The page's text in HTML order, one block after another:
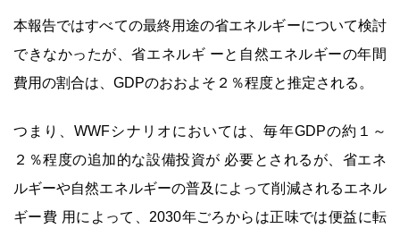
本報告ではすべての最終用途の省エネルギーについて検討
できなかったが、省エネルギ ーと自然エネルギーの年間
費用の割合は、GDPのおおよそ２％程度と推定される。
つまり、WWFシナリオにおいては、毎年GDPの約１～
２％程度の追加的な設備投資が 必要とされるが、省エネ
ルギーや自然エネルギーの普及によって削減されるエネル
ギー費 用によって、2030年ごろからは正味では便益に転